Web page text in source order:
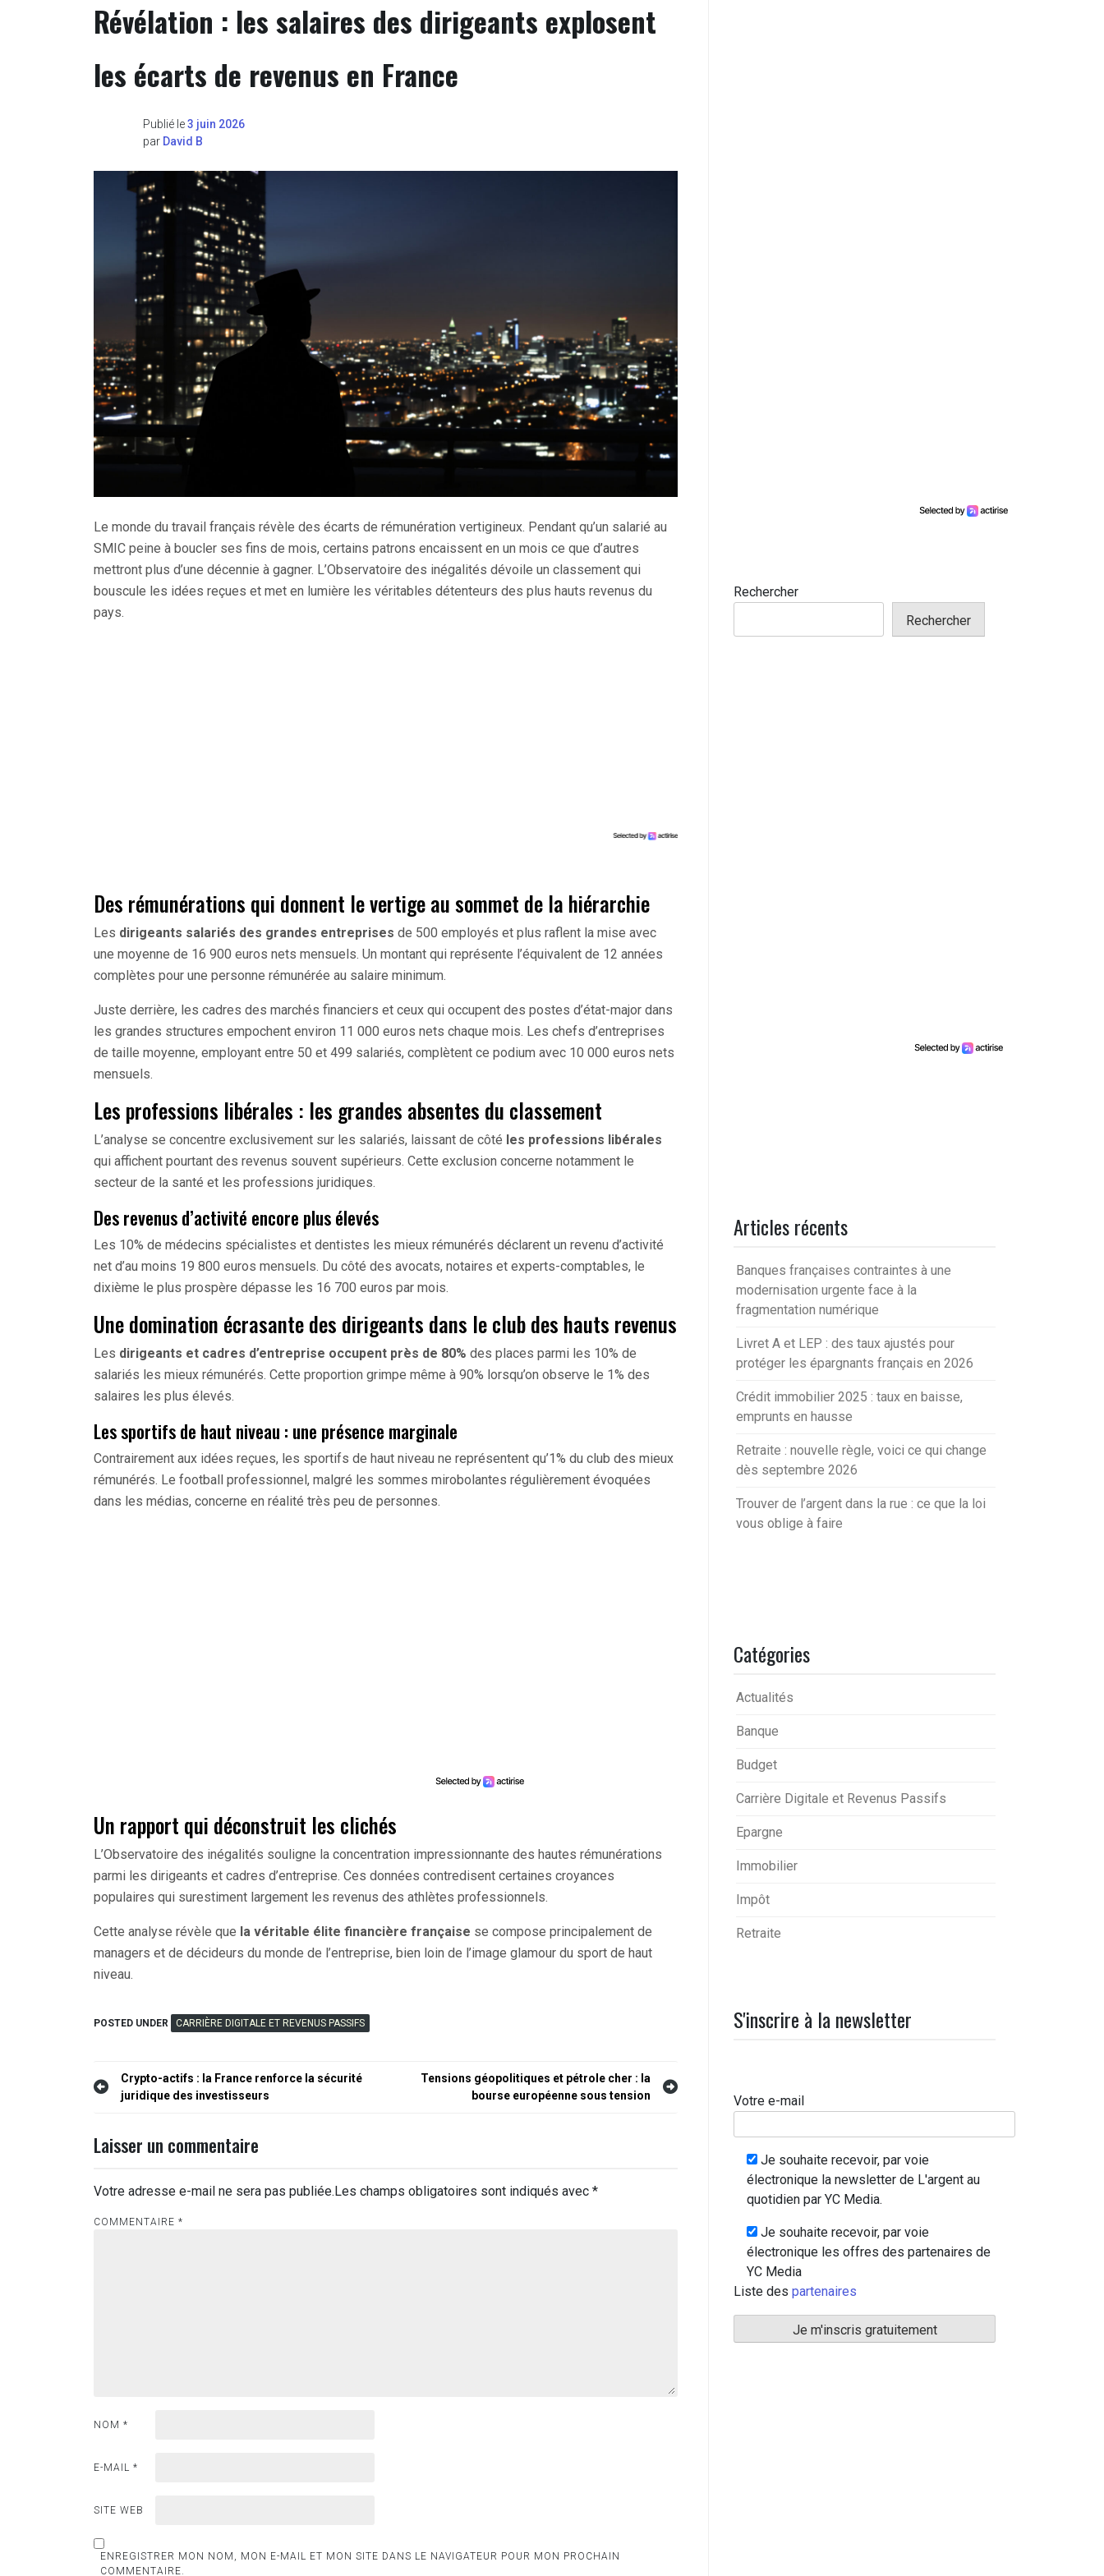
Révélation : les salaires des dirigeants explosent
les écarts de revenus en France
Publié le3 juin 2026
par David B
Le monde du travail français révèle des écarts de rémunération vertigineux. Pendant qu’un salarié au
SMIC peine à boucler ses fins de mois, certains patrons encaissent en un mois ce que d’autres
mettront plus d’une décennie à gagner. L’Observatoire des inégalités dévoile un classement qui
bouscule les idées reçues et met en lumière les véritables détenteurs des plus hauts revenus du
pays.
Des rémunérations qui donnent le vertige au sommet de la hiérarchie
Les dirigeants salariés des grandes entreprises de 500 employés et plus raflent la mise avec
une moyenne de 16 900 euros nets mensuels. Un montant qui représente l’équivalent de 12 années
complètes pour une personne rémunérée au salaire minimum.
Juste derrière, les cadres des marchés financiers et ceux qui occupent des postes d’état-major dans
les grandes structures empochent environ 11 000 euros nets chaque mois. Les chefs d’entreprises
de taille moyenne, employant entre 50 et 499 salariés, complètent ce podium avec 10 000 euros nets
mensuels.
Les professions libérales : les grandes absentes du classement
L’analyse se concentre exclusivement sur les salariés, laissant de côté les professions libérales
qui affichent pourtant des revenus souvent supérieurs. Cette exclusion concerne notamment le
secteur de la santé et les professions juridiques.
Des revenus d’activité encore plus élevés
Les 10% de médecins spécialistes et dentistes les mieux rémunérés déclarent un revenu d’activité
net d’au moins 19 800 euros mensuels. Du côté des avocats, notaires et experts-comptables, le
dixième le plus prospère dépasse les 16 700 euros par mois.
Une domination écrasante des dirigeants dans le club des hauts revenus
Les dirigeants et cadres d’entreprise occupent près de 80% des places parmi les 10% de
salariés les mieux rémunérés. Cette proportion grimpe même à 90% lorsqu’on observe le 1% des
salaires les plus élevés.
Les sportifs de haut niveau : une présence marginale
Contrairement aux idées reçues, les sportifs de haut niveau ne représentent qu’1% du club des mieux
rémunérés. Le football professionnel, malgré les sommes mirobolantes régulièrement évoquées
dans les médias, concerne en réalité très peu de personnes.
Un rapport qui déconstruit les clichés
L’Observatoire des inégalités souligne la concentration impressionnante des hautes rémunérations
parmi les dirigeants et cadres d’entreprise. Ces données contredisent certaines croyances
populaires qui surestiment largement les revenus des athlètes professionnels.
Cette analyse révèle que la véritable élite financière française se compose principalement de
managers et de décideurs du monde de l’entreprise, bien loin de l’image glamour du sport de haut
niveau.
POSTED UNDER CARRIÈRE DIGITALE ET REVENUS PASSIFS
Navigation
l’article
Crypto-actifs : la France renforce la sécurité
juridique des investisseurs
Tensions géopolitiques et pétrole cher : la
bourse européenne sous tension
Laisser un commentaire
Votre adresse e-mail ne sera pas publiée.Les champs obligatoires sont indiqués avec *
COMMENTAIRE *
NOM *
E-MAIL *
SITE WEB
ENREGISTRER MON NOM, MON E-MAIL ET MON SITE DANS LE NAVIGATEUR POUR MON PROCHAIN
COMMENTAIRE.
Rechercher
Rechercher
Articles récents
Banques françaises contraintes à une
modernisation urgente face à la
fragmentation numérique
Livret A et LEP : des taux ajustés pour
protéger les épargnants français en 2026
Crédit immobilier 2025 : taux en baisse,
emprunts en hausse
Retraite : nouvelle règle, voici ce qui change
dès septembre 2026
Trouver de l’argent dans la rue : ce que la loi
vous oblige à faire
Catégories
Actualités
Banque
Budget
Carrière Digitale et Revenus Passifs
Epargne
Immobilier
Impôt
Retraite
S'inscrire à la newsletter
Votre e-mail
Je souhaite recevoir, par voie
électronique la newsletter de L'argent au
quotidien par YC Media.
Je souhaite recevoir, par voie
électronique les offres des partenaires de
YC Media
Liste des partenaires